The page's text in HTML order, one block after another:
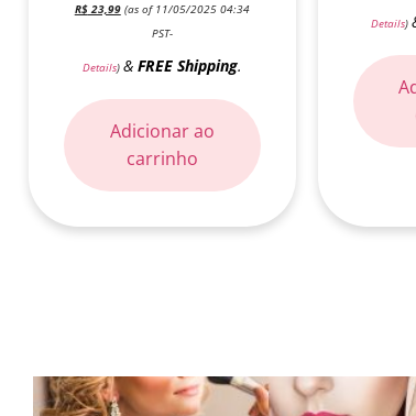
R$23,99(as of 11/05/2025 04:34
PST-
Details) & FREE Shipping.
Adicionar ao
carrinho
Details)